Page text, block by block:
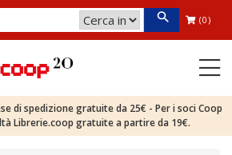
(0)
di spedizione gratuite da 25€ - Per i soci Coop
Librerie.coop gratuite a partire da 19€.